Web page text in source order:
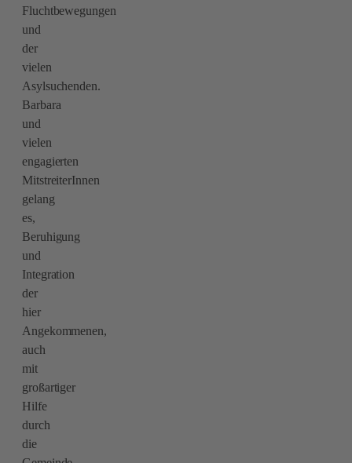
Fluchtbewegungen
und
der
vielen
Asylsuchenden.
Barbara
und
vielen
engagierten
MitstreiterInnen
gelang
es,
Beruhigung
und
Integration
der
hier
Angekommenen,
auch
mit
großartiger
Hilfe
durch
die